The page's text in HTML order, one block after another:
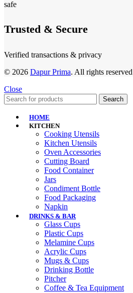
Trusted & Secure
Verified transactions & privacy
© 2026 Dapur Prima. All rights reserved
Close
Search
HOME
KITCHEN
Cooking Utensils
Kitchen Utensils
Oven Accessories
Cutting Board
Food Container
Jars
Condiment Bottle
Food Packaging
Napkin
DRINKS & BAR
Glass Cups
Plastic Cups
Melamine Cups
Acrylic Cups
Mugs & Cups
Drinking Bottle
Pitcher
Coffee & Tea Equipment